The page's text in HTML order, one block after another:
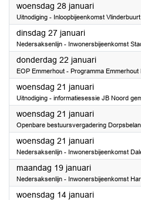
woensdag 28 januari2026
Uitnodiging - Inloopbijeenkomst
dinsdag 27 januari2026
Nedersaksenlijn - Inwonersbijeenkomst
donderdag 22 januari2026
EOP Emmerhout - Programma
woensdag 21 januari2026
Uitnodiging - informatiesessie JB Noord
woensdag 21 januari2026
Openbare bestuursvergadering
woensdag 21 januari2026
Nedersaksenlijn - Inwonersbijeenkomst
maandag 19 januari2026
Nedersaksenlijn - Inwonersbijeenkomst
woensdag 14 januari2026